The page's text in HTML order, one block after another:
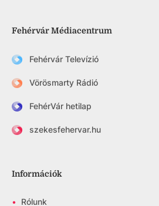
Fehérvár Médiacentrum
Fehérvár Televízió
Vörösmarty Rádió
FehérVár hetilap
szekesfehervar.hu
Információk
• Rólunk